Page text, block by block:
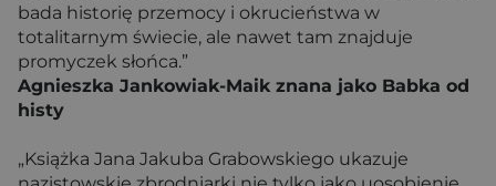
bada historię przemocy i okrucieństwa w
totalitarnym świecie, ale nawet tam znajduje
promyczek słońca.”
Agnieszka Jankowiak-Maik znana jako Babka od
histy
„Książka Jana Jakuba Grabowskiego ukazuje